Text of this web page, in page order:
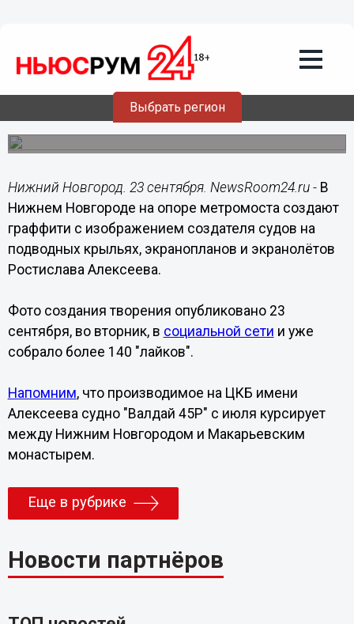
Выбрать регион
23.09.202023:05
Граффити с Ростиславом Алексеевым
появится на опоре Метромоста.
Фото граффити опубликовано в социальных сетях.
Нижний Новгород. 23 сентября. NewsRoom24.ru - В
Нижнем Новгороде на опоре метромоста создают
граффити с изображением создателя судов на
подводных крыльях, экранопланов и экранолётов
Ростислава Алексеева.
Фото создания творения опубликовано 23
сентября, во вторник, в социальной сети и уже
собрало более 140 "лайков".
Напомним, что производимое на ЦКБ имени
Алексеева судно "Валдай 45Р" с июля курсирует
между Нижним Новгородом и Макарьевским
монастырем.
Еще в рубрике
Новости партнёров